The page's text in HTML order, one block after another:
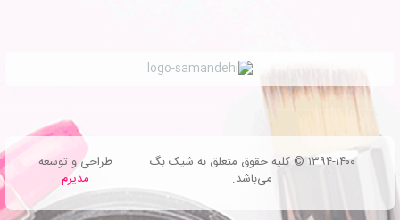
۱۳۹۴-۱۴۰۰ © کلیه حقوق متعلق به شیک بگ
می‌باشد.
طراحی و توسعه
مدیرم